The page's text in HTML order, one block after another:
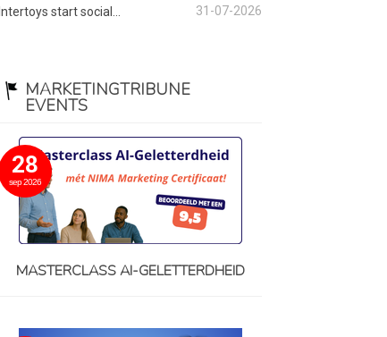
Intertoys start social...
31-07-2026
MARKETINGTRIBUNE
EVENTS
28
sep 2026
MASTERCLASS AI-GELETTERDHEID